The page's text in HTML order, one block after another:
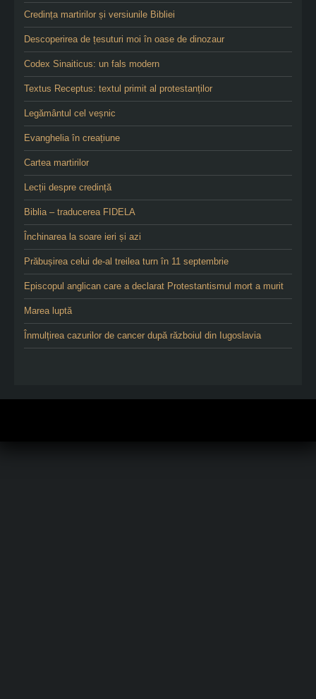
Credința martirilor și versiunile Bibliei
Descoperirea de țesuturi moi în oase de dinozaur
Codex Sinaiticus: un fals modern
Textus Receptus: textul primit al protestanților
Legământul cel veșnic
Evanghelia în creațiune
Cartea martirilor
Lecții despre credință
Biblia – traducerea FIDELA
Închinarea la soare ieri și azi
Prăbușirea celui de-al treilea turn în 11 septembrie
Episcopul anglican care a declarat Protestantismul mort a murit
Marea luptă
Înmulțirea cazurilor de cancer după războiul din Iugoslavia